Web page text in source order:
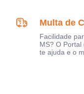
Multa de
Facilidade
MS? O
te ajuda e o